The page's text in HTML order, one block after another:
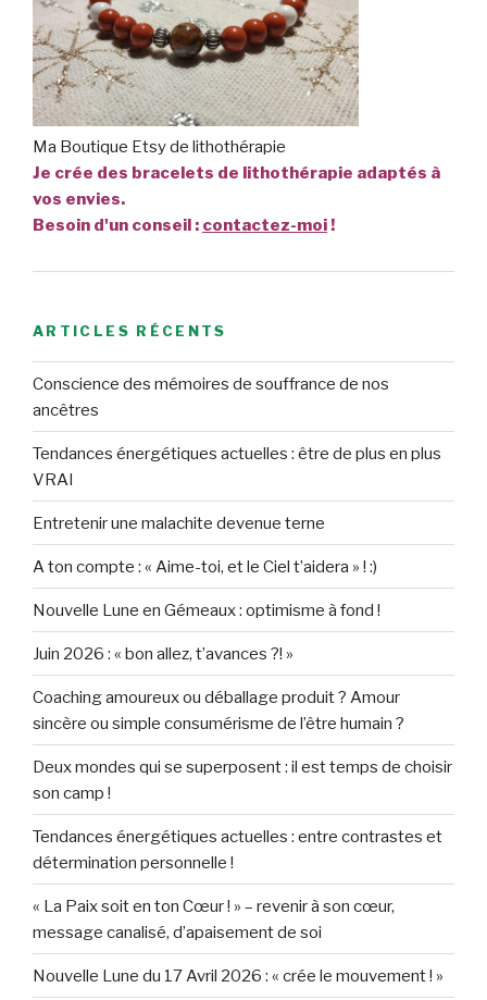
Ma Boutique Etsy de lithothérapie
Je crée des bracelets de lithothérapie adaptés à
vos envies.
Besoin d'un conseil : contactez-moi!
ARTICLES RÉCENTS
Conscience des mémoires de souffrance de nos
ancêtres
Tendances énergétiques actuelles : être de plus en plus
VRAI
Entretenir une malachite devenue terne
A ton compte : « Aime-toi, et le Ciel t’aidera » ! :)
Nouvelle Lune en Gémeaux : optimisme à fond !
Juin 2026 : « bon allez, t’avances ?! »
Coaching amoureux ou déballage produit ? Amour
sincère ou simple consumérisme de l’être humain ?
Deux mondes qui se superposent : il est temps de choisir
son camp !
Tendances énergétiques actuelles : entre contrastes et
détermination personnelle !
« La Paix soit en ton Cœur ! » – revenir à son cœur,
message canalisé, d’apaisement de soi
Nouvelle Lune du 17 Avril 2026 : « crée le mouvement ! »